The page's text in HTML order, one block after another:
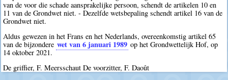
van de voor die schade aansprakelijke persoon, schendt de artikelen 10 en
11 van de Grondwet niet. - Dezelfde wetsbepaling schendt artikel 16 van de
Grondwet niet.
Aldus gewezen in het Frans en het Nederlands, overeenkomstig artikel 65
van de bijzondere wet van 6 januari 1989 op het Grondwettelijk Hof, op
14 oktober 2021.
De griffier, F. Meersschaut De voorzitter, F. Daoût